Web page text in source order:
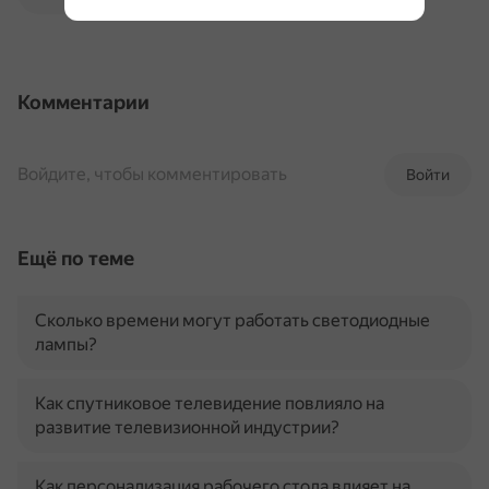
Комментарии
Войти
Войдите, чтобы комментировать
Ещё по теме
Сколько времени могут работать светодиодные
лампы?
Как спутниковое телевидение повлияло на
развитие телевизионной индустрии?